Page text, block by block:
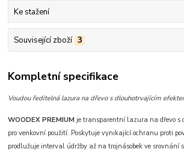
Ke stažení
Související zboží 3
Kompletní specifikace
Voudou ředitelná lazura na dřevo s dlouhotrvajícím
WOODEX PREMIUM je transparentní lazura na dřevo s
pro venkovní použití. Poskytuje vynikající ochranu proti
prodlužuje interval údržby až na trojnásobek ve srovnání